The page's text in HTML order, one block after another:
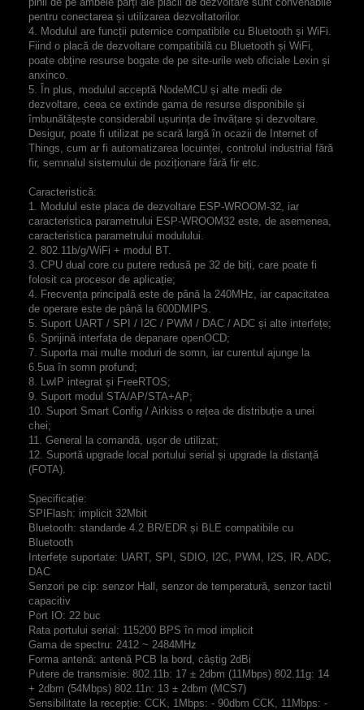
pentru conectarea și utilizarea dezvoltatorilor.
4. Modulul are funcții puternice compatibile cu Bluetooth și WiFi.
Fiind o placă de dezvoltare compatibilă cu Bluetooth și WiFi,
poate obține resurse bogate de pe site-urile web oficiale Lexin și
anxinco.
5. În plus, modulul acceptă NodeMCU și alte medii de
dezvoltare, ceea ce extinde gama de resurse disponibile și
îmbunătățește considerabil ușurința de învățare și dezvoltare.
Desigur, poate fi utilizat pe scară largă în ocazii de Internet of
Things, cum ar fi automatizarea locuinței, controlul industrial fără
fir, semnalul sistemului de poziționare fără fir etc.
Caracteristică:
1. Modulul este placa de dezvoltare ESP-WROOM-32, iar
caracteristica parametrului ESP-WROOM32 este, de asemenea,
caracteristica parametrului modulului.
2. 802.11b/g/WiFi + modul BT.
3. CPU dual core cu putere redusă pe 32 de biți, care poate fi
folosit ca procesor de aplicație;
4. Frecvența principală este de până la 240MHz, iar capacitatea
de operare este de până la 600DMIPS.
5. Suport UART / SPI / I2C / PWM / DAC / ADC și alte interfețe;
6. Sprijină interfața de depanare openOCD;
7. Suporta mai multe moduri de somn, iar curentul ajunge la
6.5ua în somn profund;
8. LwIP integrat și FreeRTOS;
9. Suport modul STA/AP/STA+AP;
10. Suport Smart Config / Airkiss o rețea de distribuție a unei
chei;
11. General la comandă, ușor de utilizat;
12. Suportă upgrade local portului serial și upgrade la distanță
(FOTA).
Specificație:
SPIFlash: implicit 32Mbit
Bluetooth: standarde 4.2 BR/EDR și BLE compatibile cu
Bluetooth
Interfețe suportate: UART, SPI, SDIO, I2C, PWM, I2S, IR, ADC,
DAC
Senzori pe cip: senzor Hall, senzor de temperatură, senzor tactil
capacitiv
Port IO: 22 buc
Rata portului serial: 115200 BPS în mod implicit
Gama de spectru: 2412 ~ 2484MHz
Forma antenă: antenă PCB la bord, câștig 2dBi
Putere de transmisie: 802.11b: 17 ± 2dbm (11Mbps) 802.11g: 14
+ 2dbm (54Mbps) 802.11n: 13 ± 2dbm (MCS7)
Sensibilitate la recepție: CCK, 1Mbps: - 90dbm CCK, 11Mbps: -